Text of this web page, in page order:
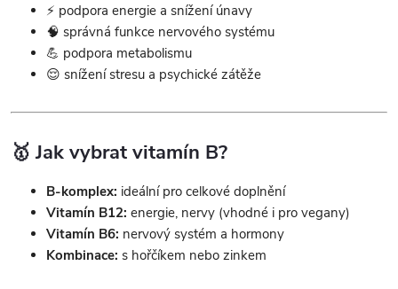
i
s
⚡ podpora energie a snížení únavy
🧠 správná funkce nervového systému
💪 podpora metabolismu
😌 snížení stresu a psychické zátěže
🥇 Jak vybrat vitamín B?
B-komplex: ideální pro celkové doplnění
Vitamín B12: energie, nervy (vhodné i pro vegany)
Vitamín B6: nervový systém a hormony
Kombinace: s hořčíkem nebo zinkem